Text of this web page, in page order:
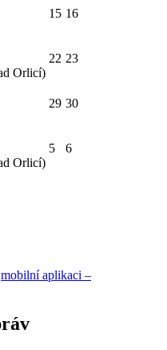
15 16
Orlicí)
22 23
29 30
Orlicí)
5 6
mobilní aplikaci –